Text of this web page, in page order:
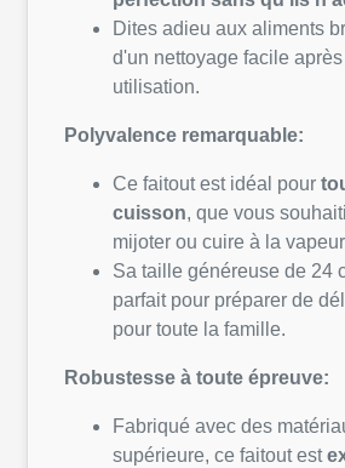
Dites adieu aux aliments
d'un nettoyage facile
utilisation.
Polyvalence remarquable:
Ce faitout est idéal pour
cuisson, que vous
mijoter ou cuire à la
Sa taille généreuse de 24
parfait pour préparer de
pour toute la famille.
Robustesse à toute épreuve:
Fabriqué avec des
supérieure, ce faitout est